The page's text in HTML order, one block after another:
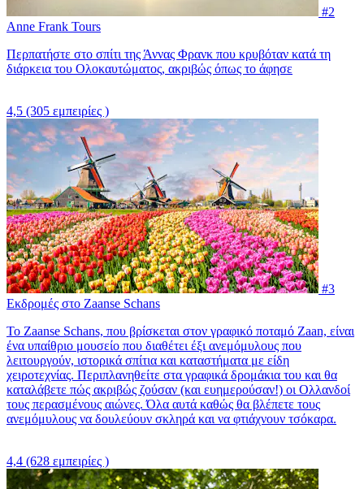
#2
Anne Frank Tours
Περπατήστε στο σπίτι της Άννας Φρανκ που κρυβόταν κατά τη
διάρκεια του Ολοκαυτώματος, ακριβώς όπως το άφησε
4,5 (305 εμπειρίες )
#3
Εκδρομές στο Zaanse Schans
Το Zaanse Schans, που βρίσκεται στον γραφικό ποταμό Zaan, είναι
ένα υπαίθριο μουσείο που διαθέτει έξι ανεμόμυλους που
λειτουργούν, ιστορικά σπίτια και καταστήματα με είδη
χειροτεχνίας. Περιπλανηθείτε στα γραφικά δρομάκια του και θα
καταλάβετε πώς ακριβώς ζούσαν (και ευημερούσαν!) οι Ολλανδοί
τους περασμένους αιώνες. Όλα αυτά καθώς θα βλέπετε τους
ανεμόμυλους να δουλεύουν σκληρά και να φτιάχνουν τσόκαρα.
4,4 (628 εμπειρίες )